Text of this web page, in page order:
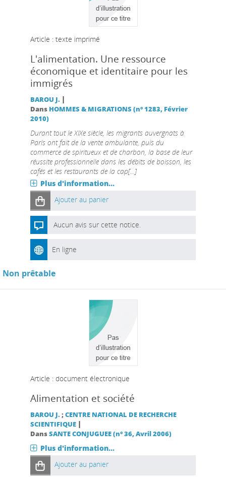
Article : texte imprimé
L'alimentation. Une ressource
économique et identitaire pour les
immigrés
BAROU J. |
Dans HOMMES & MIGRATIONS (n° 1283, Février
2010)
Durant tout le XIXe siècle, les migrants auvergnats à
Paris ont fait de la vente ambulante, puis du
commerce de spiritueux et de charbon, la base de leur
réussite professionnelle dans les débits de boisson, les
cafés et les restaurants de la cap[...]
Plus d'information...
Ajouter au panier
Aucun avis sur cette notice.
En ligne
Non prêtable
Article : document électronique
Alimentation et société
BAROU J.;CENTRE NATIONAL DE RECHERCHE
SCIENTIFIQUE |
DansSANTE CONJUGUEE (n° 36, Avril 2006)
Plus d'information...
Ajouter au panier